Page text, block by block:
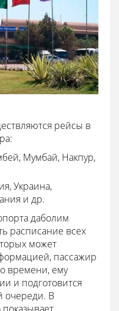
рейсы в
Мумбай, Накпур,
Украина,
и др.
даболим
расписание всех
может
пассажир
времени, ему
и подготовится
очереди. В